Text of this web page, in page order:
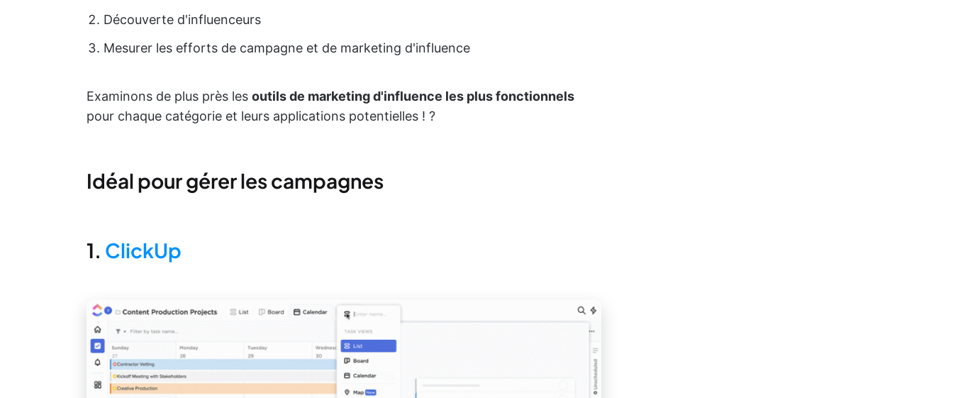
Découverte d'influenceurs
Mesurer les efforts de campagne et de marketing d'influence
Examinons de plus près les outils de marketing d'influence les plus fonctionnels
pour chaque catégorie et leurs applications potentielles ! ?
Idéal pour gérer les campagnes
1. ClickUp